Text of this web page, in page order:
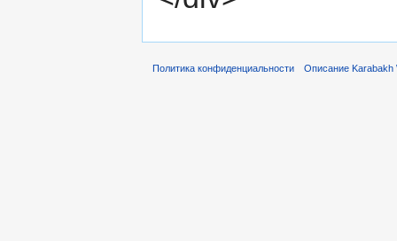
Политика конфиденциальности Описание Karabakh